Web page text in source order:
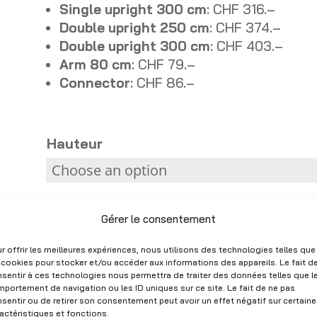
Gérer le consentement
offrir les meilleures expériences, nous utilisons des technologies telles que
pour stocker et/ou accéder aux informations des appareils. Le fait de
à ces technologies nous permettra de traiter des données telles que
de navigation ou les ID uniques sur ce site. Le fait de ne pas
ou de retirer son consentement peut avoir un effet négatif sur
et fonctions.
Single upright 300 cm: CHF 316.–
Double upright 250 cm: CHF 374.–
Double upright 300 cm: CHF 403.–
Arm 80 cm: CHF 79.–
Connector: CHF 86.–
Hauteur
Add to quote
A